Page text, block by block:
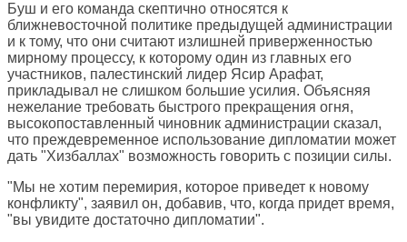
Буш и его команда скептично относятся к
ближневосточной политике предыдущей администрации
и к тому, что они считают излишней приверженностью
мирному процессу, к которому один из главных его
участников, палестинский лидер Ясир Арафат,
прикладывал не слишком большие усилия. Объясняя
нежелание требовать быстрого прекращения огня,
высокопоставленный чиновник администрации сказал,
что преждевременное использование дипломатии может
дать "Хизбаллах" возможность говорить с позиции силы.
"Мы не хотим перемирия, которое приведет к новому
конфликту", заявил он, добавив, что, когда придет время,
"вы увидите достаточно дипломатии".